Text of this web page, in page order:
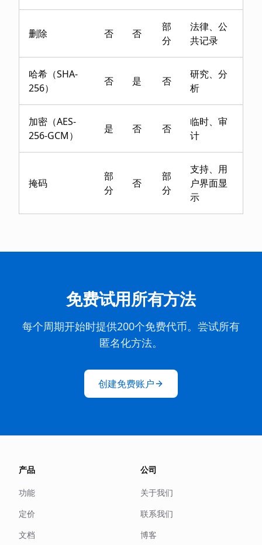
删除 否 否
部
分
法律、公
共记录
哈希（SHA-
256）
否 是 否
研究、分
析
加密（AES-
256-GCM）
是 否 否
临时、审
计
掩码
部
分
否
部
分
支持、用
户界面显
示
免费试用所有方法
每个周期开始时提供200个免费代币。尝试所有
匿名化方法。
创建免费账户
产品
功能
定价
文档
公司
关于我们
联系我们
博客